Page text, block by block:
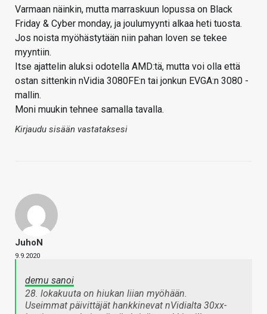
Varmaan näinkin, mutta marraskuun lopussa on Black
Friday & Cyber monday, ja joulumyynti alkaa heti tuosta.
Jos noista myöhästytään niin pahan loven se tekee
myyntiin.
Itse ajattelin aluksi odotella AMD:tä, mutta voi olla että
ostan sittenkin nVidia 3080FE:n tai jonkun EVGA:n 3080 -
mallin.
Moni muukin tehnee samalla tavalla.
Kirjaudu sisään vastataksesi
JuhoN
9.9.2020
demu sanoi
28. lokakuuta on hiukan liian myöhään.
Useimmat päivittäjät hankkinevat nVidialta 30xx-